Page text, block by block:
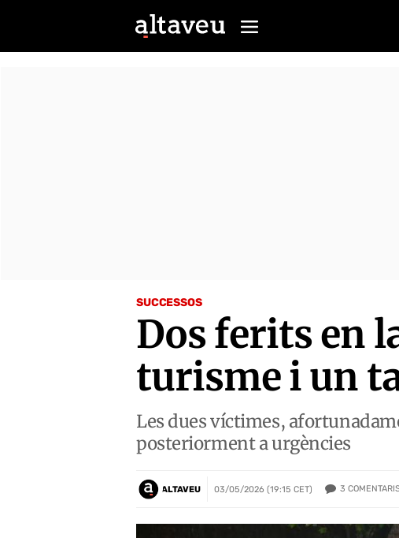
SUCCESSOS
Dos ferits en
turisme i un
Les dues víctimes,
posteriorment a urgències
ALTAVEU 03/05/2026 (19:15 CET) 3